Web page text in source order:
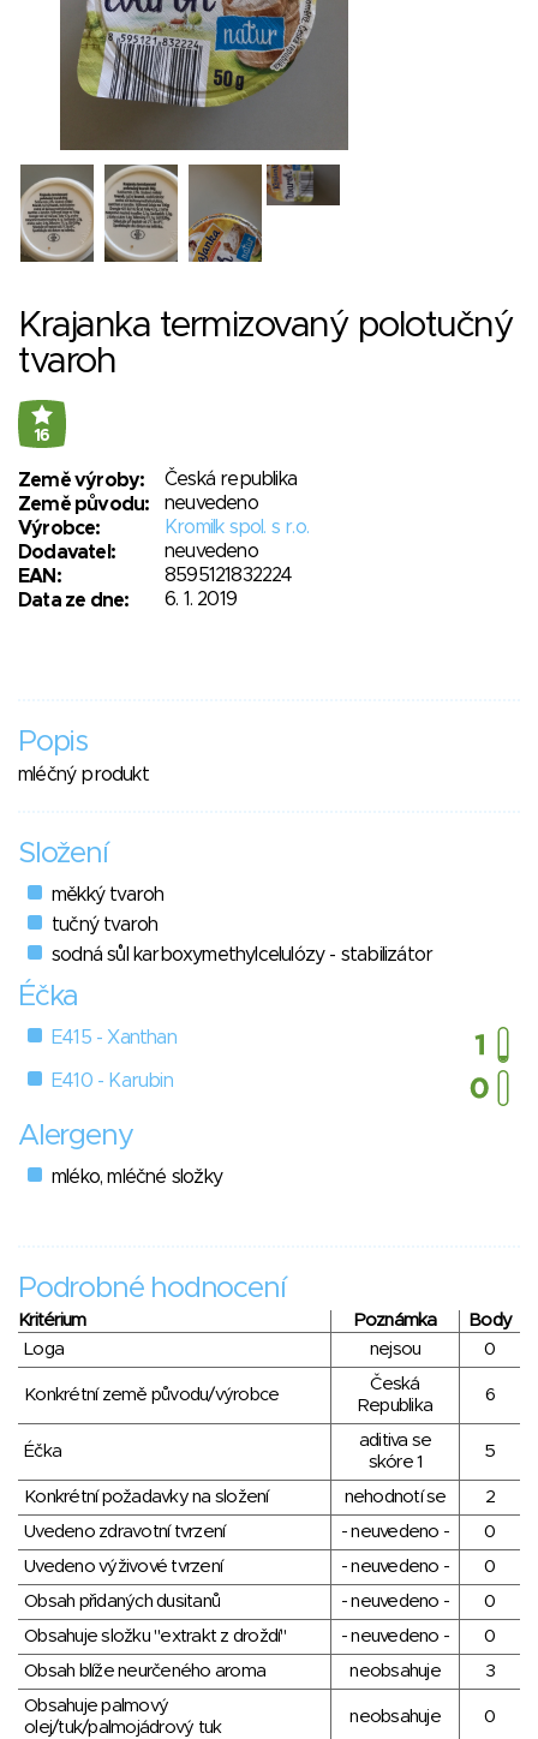
Krajanka termizovaný polotučný
tvaroh
16
Země výroby:
Česká republika
Země původu:
neuvedeno
Výrobce:
Kromilk spol. s r.o.
Dodavatel:
neuvedeno
EAN:
8595121832224
Data ze dne:
6. 1. 2019
Popis
mléčný produkt
Složení
měkký tvaroh
tučný tvaroh
sodná sůl karboxymethylcelulózy - stabilizátor
Éčka
E415 - Xanthan
E410 - Karubin
Alergeny
mléko, mléčné složky
Podrobné hodnocení
Kritérium Poznámka
Body
Loga
nejsou 0
Konkrétní země původu/výrobce
Česká
Republika
6
Éčka
aditiva se
skóre 1
5
Konkrétní požadavky na složení nehodnotí se
2
Uvedeno zdravotní tvrzení
- neuvedeno -
0
Uvedeno výživové tvrzení
- neuvedeno -
0
Obsah přidaných dusitanů
- neuvedeno -
0
Obsahuje složku "extrakt z droždí"
- neuvedeno -
0
Obsah blíže neurčeného aroma
neobsahuje
3
Obsahuje palmový
olej/tuk/palmojádrový tuk
neobsahuje 0